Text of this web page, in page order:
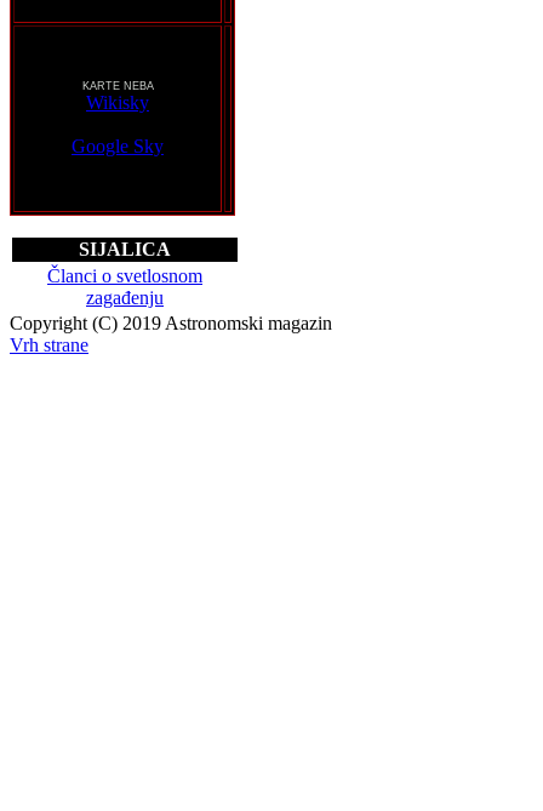
KARTE NEBA
Wikisky
Google Sky
SIJALICA
Članci o svetlosnom
zagađenju
Copyright (C) 2019 Astronomski magazin
Vrh strane